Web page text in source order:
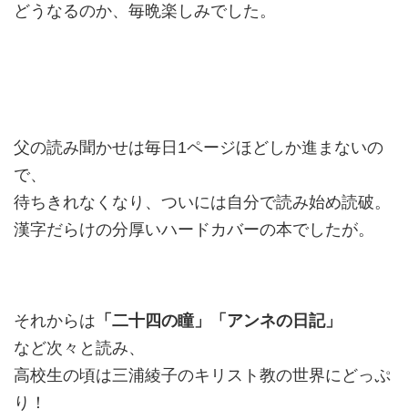
どうなるのか、毎晩楽しみでした。
父の読み聞かせは毎日1ページほどしか進まないの
で、
待ちきれなくなり、ついには自分で読み始め読破。
漢字だらけの分厚いハードカバーの本でしたが。
それからは 「二十四の瞳」「アンネの日記」
など次々と読み、
高校生の頃は三浦綾子のキリスト教の世界にどっぷ
り！